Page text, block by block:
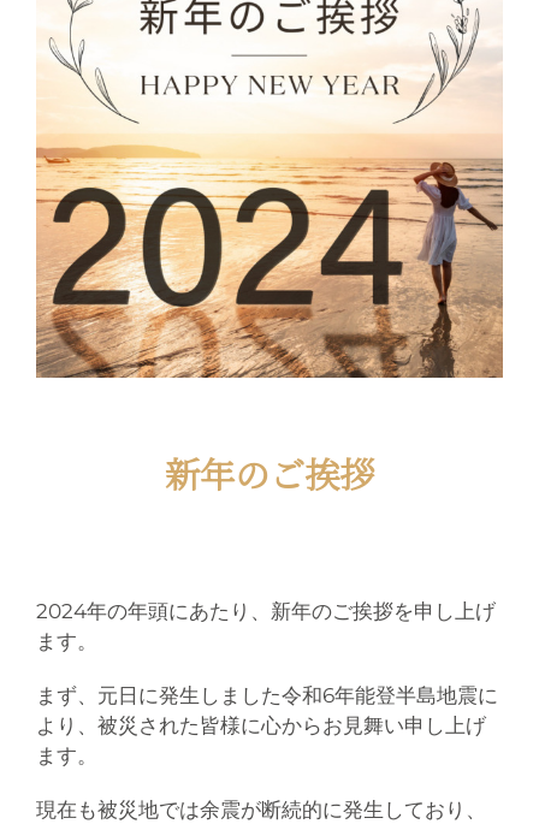
新年のご挨拶
2024年の年頭にあたり、新年のご挨拶を申し上げ
ます。
まず、元日に発生しました令和6年能登半島地震に
より、被災された皆様に心からお見舞い申し上げ
ます。
現在も被災地では余震が断続的に発生しており、